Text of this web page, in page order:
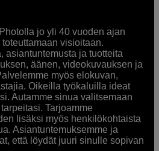
jo yli 40 vuoden ajan
visioitaan.
asiantuntemusta ja tuotteita
äänen, videokuvauksen ja
myös elokuvan,
Oikeilla työkaluilla ideat
Autamme sinua valitsemaan
Tarjoamme
lisäksi myös henkilökohtaista
Asiantuntemuksemme ja
että löydät juuri sinulle sopivan